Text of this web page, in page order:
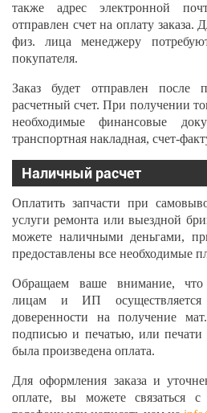
также адрес электронной
отправлен счет на оплату заказа.
физ. лица менеджеру
покупателя.
Заказ будет отправлен после
расчетный счет. При получении
необходимые финансовые
транспортная накладная, счет-
Наличный расчет
Оплатить запчасти при
услуги ремонта или выездной
можете наличными деньгами,
предоставлены все необходимые
Обращаем ваше внимание, что
лицам и ИП
доверенности на получение
подписью и печатью, или печати
была произведена оплата.
Для оформления заказа и
оплате, вы можете связаться